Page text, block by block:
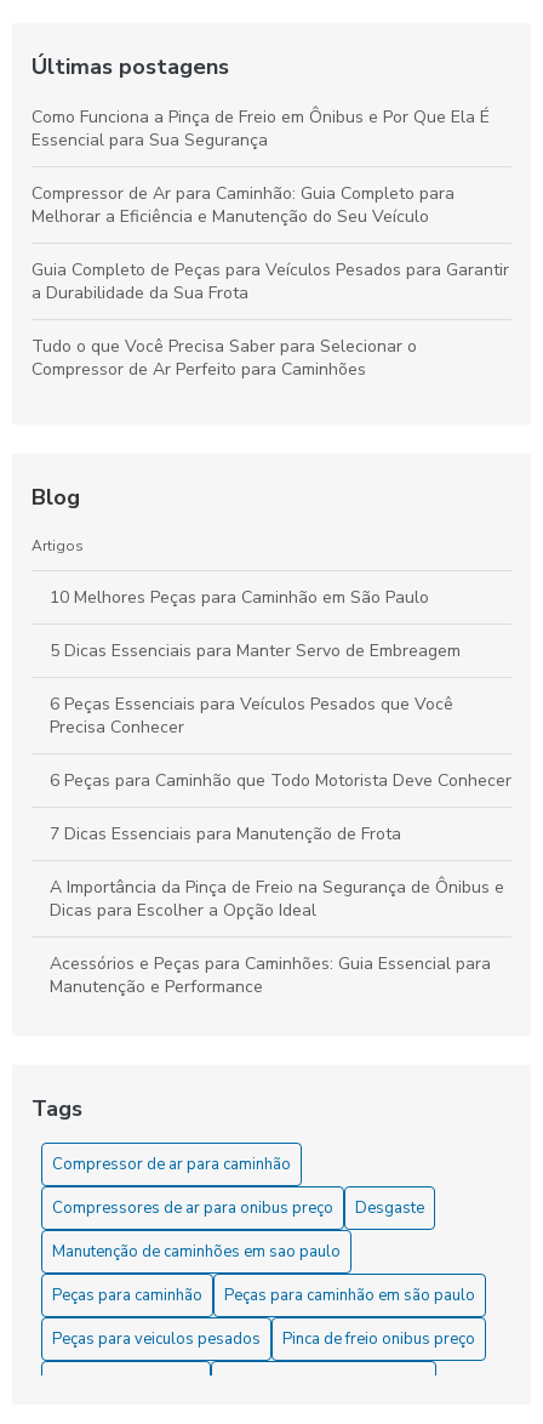
Últimas postagens
Como Funciona a Pinça de Freio em Ônibus e Por Que Ela É
Essencial para Sua Segurança
Compressor de Ar para Caminhão: Guia Completo para
Melhorar a Eficiência e Manutenção do Seu Veículo
Guia Completo de Peças para Veículos Pesados para Garantir
a Durabilidade da Sua Frota
Tudo o que Você Precisa Saber para Selecionar o
Compressor de Ar Perfeito para Caminhões
Blog
Artigos
10 Melhores Peças para Caminhão em São Paulo
5 Dicas Essenciais para Manter Servo de Embreagem
6 Peças Essenciais para Veículos Pesados que Você
Precisa Conhecer
6 Peças para Caminhão que Todo Motorista Deve Conhecer
7 Dicas Essenciais para Manutenção de Frota
A Importância da Pinça de Freio na Segurança de Ônibus e
Dicas para Escolher a Opção Ideal
Acessórios e Peças para Caminhões: Guia Essencial para
Manutenção e Performance
Como Comprar o Melhor Servo de Embreagem para Seu
Veículo
Como comprar o servo de embreagem ideal para seu
veículo
Como Comprar Peças para Caminhão com Segurança
Como Comprar Servo de Embreagem com Segurança e
Tags
Compressor de ar para caminhão
Compressores de ar para onibus preço
Desgaste
Manutenção de caminhões em sao paulo
Peças para caminhão
Peças para caminhão em são paulo
Peças para veiculos pesados
Pinca de freio onibus preço